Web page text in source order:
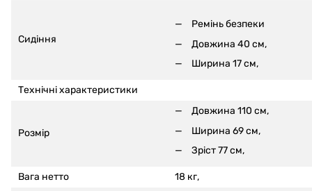
Сидіння
Ремінь безпеки
Довжина 40 см,
Ширина 17 см,
Технічні характеристики
Розмір
Довжина 110 см,
Ширина 69 см,
Зріст 77 см,
Вага нетто
18 кг,